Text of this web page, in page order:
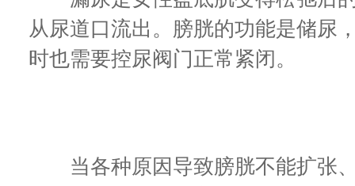
从尿道口流出。膀胱的功能是储尿
时也需要控尿阀门正常紧闭。
当各种原因导致膀胱不能扩张、